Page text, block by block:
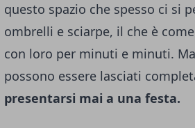
questo spazio che spesso ci si
ombrelli e sciarpe, il che è
con loro per minuti e minuti.
possono essere lasciati
presentarsi mai a una festa.